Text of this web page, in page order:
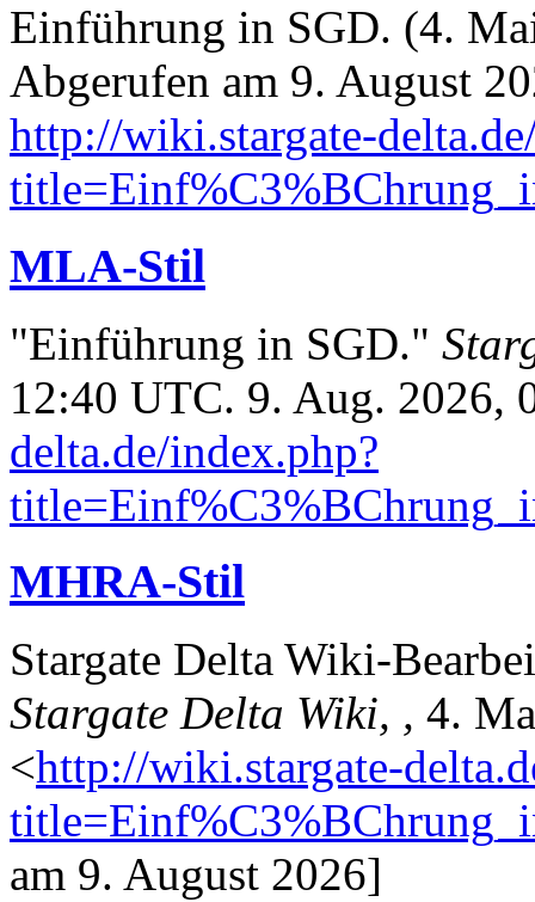
Einführung in SGD. (4.
Abgerufen am 9. August
http://wiki.stargate-
MLA-Stil
"Einführung in SGD."
12:40 UTC. 9. Aug. 2026,
delta.de/index.php?
MHRA-Stil
Stargate Delta Wiki-
Stargate Delta Wiki, , 4.
<http://wiki.stargate-
am 9. August 2026]